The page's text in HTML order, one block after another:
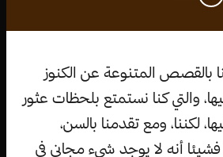
بالقصص المتنوعة عن الكنوز
والتي كنا نستمتع بلحظات عثور
لكننا، ومع تقدمنا بالسن،
أنه لا يوجد شيء مجاني في